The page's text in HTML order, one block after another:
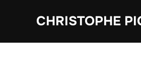
CHRISTOPHE